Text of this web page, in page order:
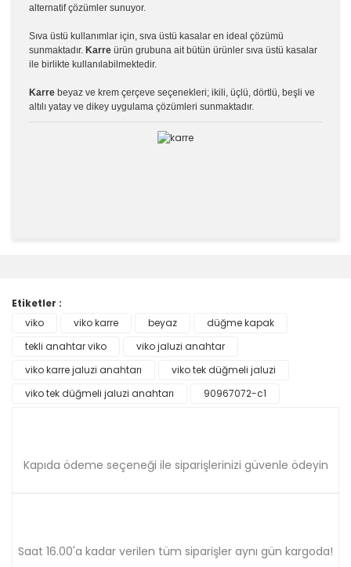
alternatif çözümler sunuyor.
Sıva üstü kullanımlar için, sıva üstü kasalar en ideal çözümü
sunmaktadır. Karre ürün grubuna ait bütün ürünler sıva üstü kasalar
ile birlikte kullanılabilmektedir.
Karre beyaz ve krem çerçeve seçenekleri; ikili, üçlü, dörtlü, beşli ve
altılı yatay ve dikey uygulama çözümleri sunmaktadır.
Ürün resmi kalitesiz, bozuk veya görüntülenemiyor.
Ürün açıklamasında eksik bilgiler bulunuyor.
Ürün bilgilerinde hatalar bulunuyor.
Ürün fiyatı diğer sitelerden daha pahalı.
Etiketler :
viko
viko karre beyaz
düğme kapak
tekli anahtar viko
viko jaluzi anahtar
viko karre jaluzi anahtarı
viko tek düğmeli jaluzi
viko tek düğmeli jaluzi anahtarı
90967072-c1
Kapıda ödeme seçeneği ile siparişlerinizi güvenle ödeyin
Saat 16.00'a kadar verilen tüm siparişler aynı gün kargoda!